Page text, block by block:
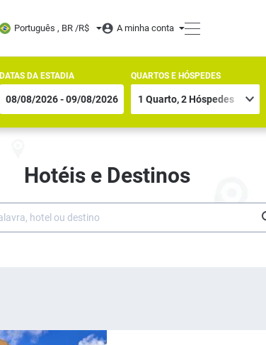
Português , BR /R$ A minha conta
DATAS DA ESTADIA QUARTOS E HÓSPEDES
Hotéis e Destinos